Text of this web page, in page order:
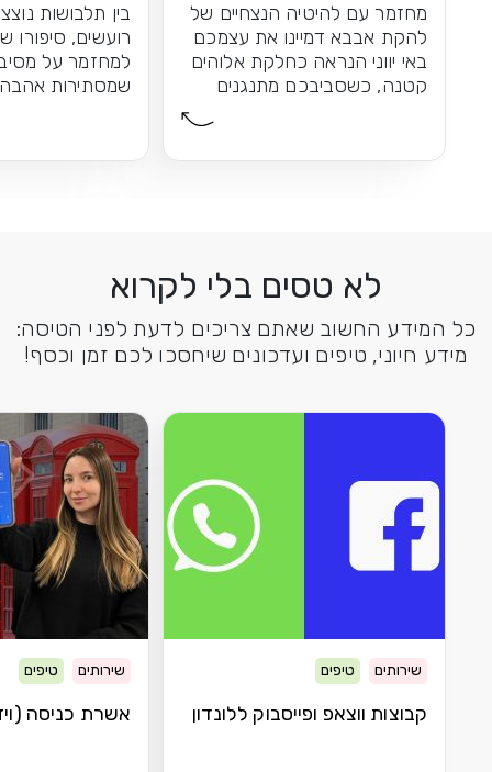
מחזמר עם להיטיה הנצחיים של
להקת אבבא דמיינו את עצמכם
באי יווני הנראה כחלקת אלוהים
קטנה, כשסביבכם מתנגנים
בין תלבושות
רועשים, סיפורו
למחזמר על
שמסתירות
לא טסים בלי לקרוא
כל המידע החשוב שאתם צריכים לדעת לפני הטיסה:
מידע חיוני, טיפים ועדכונים שיחסכו לכם זמן וכסף!
שירותים טיפים
קבוצות ווצאפ ופייסבוק ללונדון
שירותים טיפים
אשרת כניסה